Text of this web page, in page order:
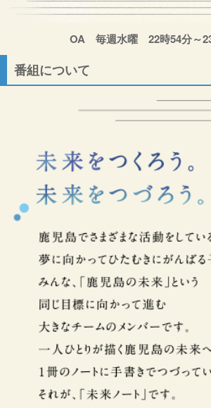
OA 毎週水曜 22時54分～
番組について